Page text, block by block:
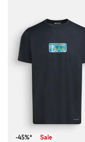
-45%* Sale